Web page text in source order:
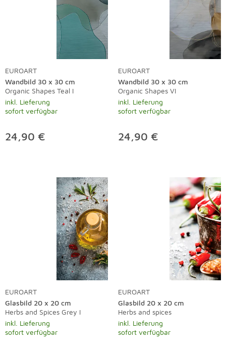
EUROART
Wandbild 30 x 30 cm
Organic Shapes Teal I
inkl. Lieferung
sofort verfügbar
24,90 €
EUROART
Wandbild 30 x 30 cm
Organic Shapes VI
inkl. Lieferung
sofort verfügbar
24,90 €
EUROART
Glasbild 20 x 20 cm
Herbs and Spices Grey I
inkl. Lieferung
sofort verfügbar
EUROART
Glasbild 20 x 20 cm
Herbs and spices
inkl. Lieferung
sofort verfügbar